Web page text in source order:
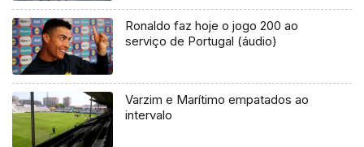
Ronaldo faz hoje o jogo 200 ao
serviço de Portugal (áudio)
Varzim e Marítimo empatados ao
intervalo